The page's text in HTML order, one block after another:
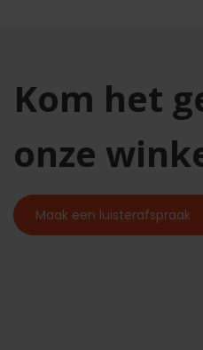
Kom het
onze
Maak een luisterafspraak